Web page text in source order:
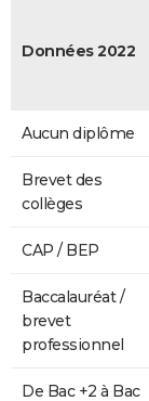
Données 2022
Aucun diplôme
Brevet des
collèges
CAP / BEP
Baccalauréat /
brevet
professionnel
De Bac +2 à Bac